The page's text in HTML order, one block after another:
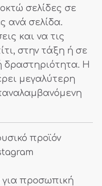
σελίδες σε
ανά σελίδα.
και να τις
στην τάξη ή σε
Η
μεγαλύτερη
προϊόν
για προσωπική